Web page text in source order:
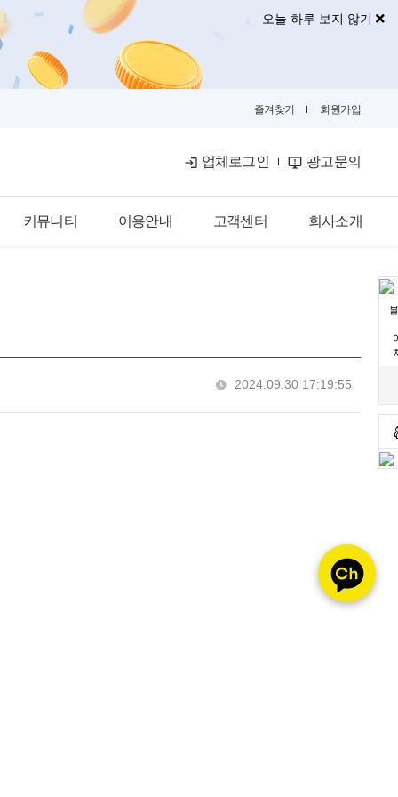
오늘 하루 보지 않기
즐겨찾기 회원가입
업체로그인 광고문의
커뮤니티 이용안내 고객센터 회사소개
광고제휴문의
2024.09.30 17:19:55